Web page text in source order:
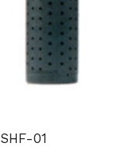
SHF-01